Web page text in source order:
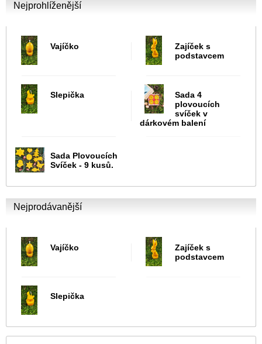
Nejprohlíženější
Vajíčko
Zajíček s
podstavcem
Slepička
Sada 4
plovoucích
svíček v
dárkovém balení
Sada Plovoucích
Svíček - 9 kusů.
Nejprodávanější
Vajíčko
Zajíček s
podstavcem
Slepička